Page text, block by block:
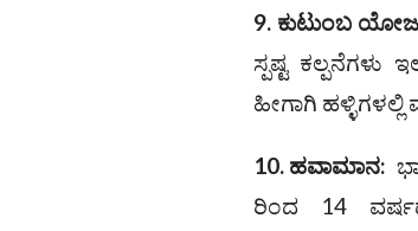
9. ಕುಟುಂಬ
ಸ್ಪಷ್ಟ ಕಲ್ಪನೆಗಳು
ಹೀಗಾಗಿ ಹಳ್ಳಿಗಳಲ್ಲಿ
10. ಹವಾಮಾನ:
ರಿಂದ 14